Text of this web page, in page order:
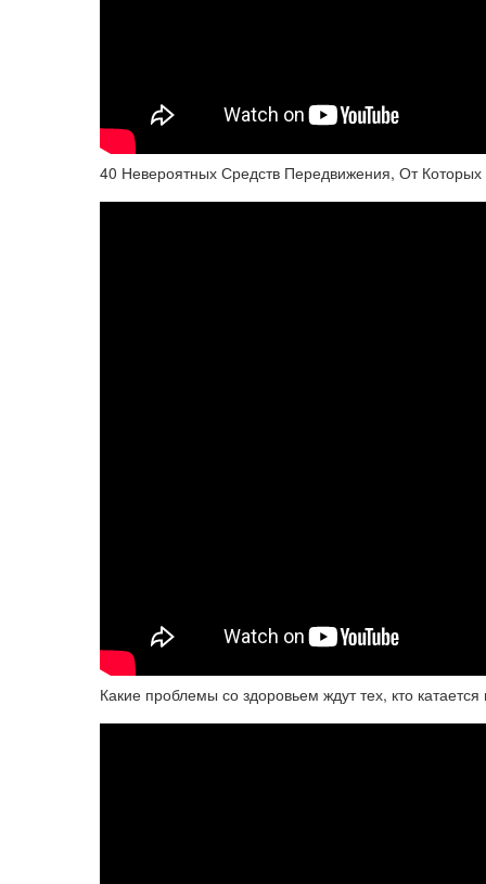
40 Невероятных Средств Передвижения, От
Какие проблемы со здоровьем ждут тех, кто